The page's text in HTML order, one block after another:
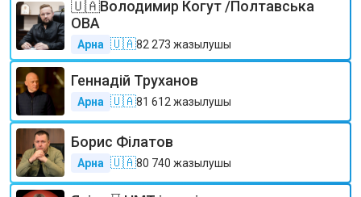
🇺🇦Володимир Когут /Полтавська
ОВА
Арна 🇺🇦82 273 жазылушы
Геннадій Труханов
Арна 🇺🇦81 612 жазылушы
Борис Філатов
Арна 🇺🇦80 740 жазылушы